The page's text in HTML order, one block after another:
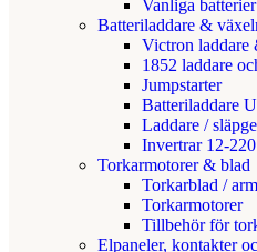
Vanliga
Batteriladdare &
Victron laddare
1852 laddare
Jumpstarter
Batteriladdare
Laddare /
Invertrar 12-
Torkarmotorer & blad
Torkarblad /
Torkarmotorer
Tillbehör för
Elpaneler, kontakter